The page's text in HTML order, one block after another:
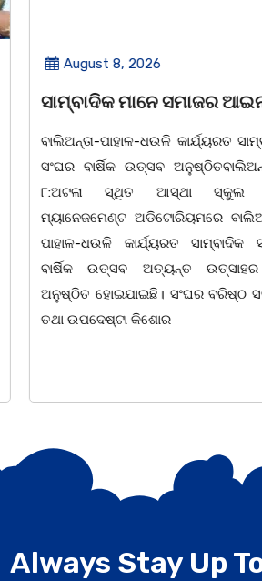
ସମାଜର ଆଇନା
କାର୍ଯ୍ୟରତ ସାମ୍ବାଦିକ
ଅନୁଷ୍ଠିତବାଲିଅନ୍ତା,୭|
ସ୍କୁଲ ଅଫ
ବାଲିଅନ୍ତା-
ସାମ୍ବାଦିକ ସଂଘର
ଉତ୍ସାହର ସହ
ସଂଘର ବରିଷ୍ଠ ସଦସ୍ୟ
ସମାଜସେବୀ
ଚିଲିକା, ୭।
ପଞ୍ଚାୟତ
ଦାସଙ୍କ ପତ୍ନୀ
ପରିଷଦର
ମା' ଗୋଲାପ
ଶ୍ରଦ୍ଧାଞ୍ଚଳୀ
Always Stay Up